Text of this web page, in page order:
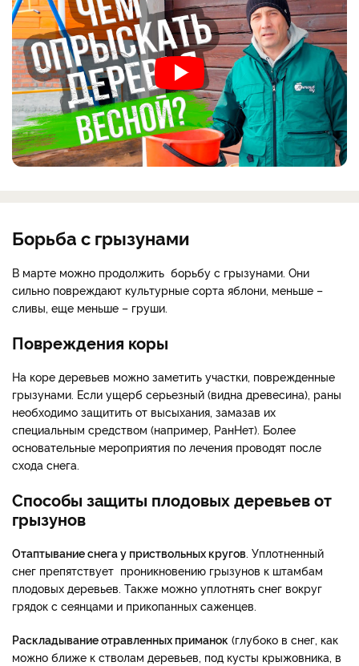
Борьба с грызунами
В марте можно продолжить борьбу с грызунами. Они
сильно повреждают культурные сорта яблони, меньше –
сливы, еще меньше – груши.
Повреждения коры
На коре деревьев можно заметить участки, поврежденные
грызунами. Если ущерб серьезный (видна древесина), раны
необходимо защитить от высыхания, замазав их
специальным средством (например, РанНет). Более
основательные мероприятия по лечения проводят после
схода снега.
Способы защиты плодовых деревьев от
грызунов
Отаптывание снега у приствольных кругов. Уплотненный
снег препятствует проникновению грызунов к штамбам
плодовых деревьев. Также можно уплотнять снег вокруг
грядок с сеянцами и прикопанных саженцев.
Раскладывание отравленных приманок (глубоко в снег, как
можно ближе к стволам деревьев, под кусты крыжовника, в